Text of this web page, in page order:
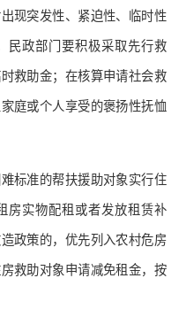
现突发性、紧迫性、临时性
民政部门要积极采取先行救
救助金；在核算申请社会救
庭或个人享受的褒扬性抚恤
标准的帮扶援助对象实行住
房实物配租或者发放租赁补
政策的，优先列入农村危房
救助对象申请减免租金，按